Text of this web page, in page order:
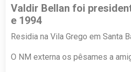
Valdir Bellan foi
e 1994
Residia na Vila Grego em Santa
O NM externa os pêsames a